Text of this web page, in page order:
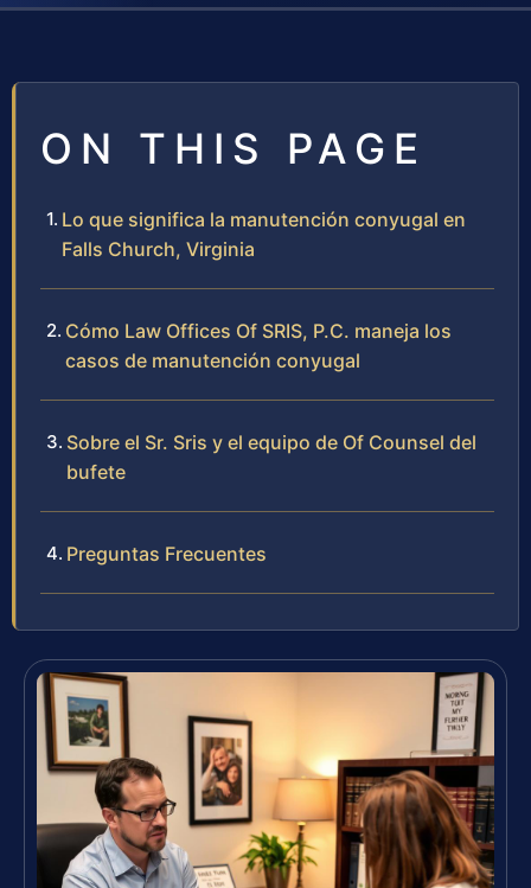
ON THIS PAGE
Lo que significa la manutención conyugal en
Falls Church, Virginia
Cómo Law Offices Of SRIS, P.C. maneja los
casos de manutención conyugal
Sobre el Sr. Sris y el equipo de Of Counsel del
bufete
Preguntas Frecuentes